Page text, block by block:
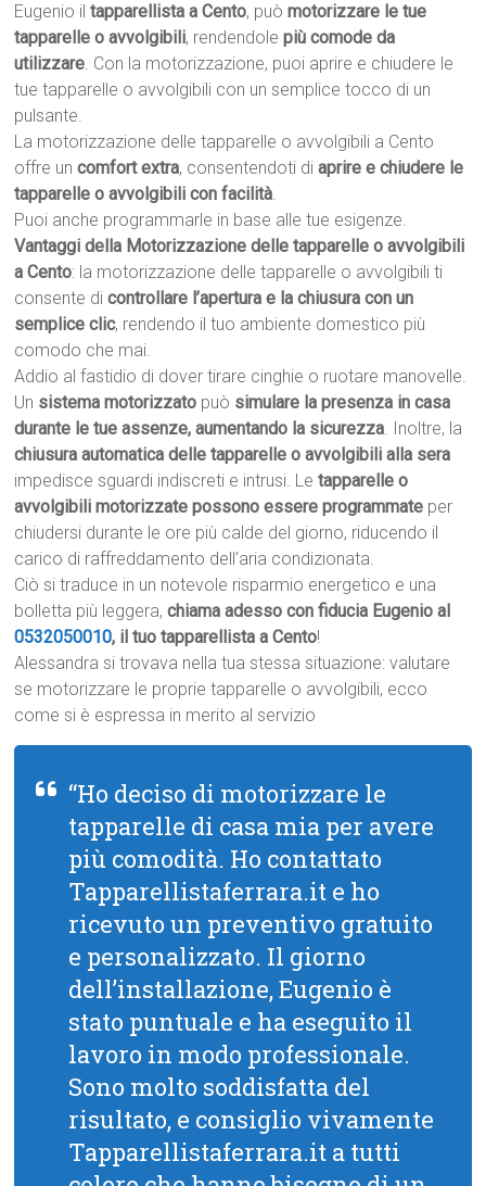
Eugenio iltapparellista a Cento, puòmotorizzare le tue
tapparelle o avvolgibili, rendendolepiù comode da
utilizzare. Con la motorizzazione, puoi aprire e chiudere le
tue tapparelle o avvolgibili con un semplice tocco di un
pulsante.
La motorizzazione delle tapparelle o avvolgibili a Cento
offre uncomfort extra, consentendoti diaprire e chiudere le
tapparelle o avvolgibili con facilità.
Puoi anche programmarle in base alle tue esigenze.
Vantaggi della Motorizzazione delle tapparelle o avvolgibili
a Cento: la motorizzazione delle tapparelle o avvolgibili ti
consente dicontrollare l’apertura e la chiusura con un
semplice clic, rendendo il tuo ambiente domestico più
comodo che mai.
Addio al fastidio di dover tirare cinghie o ruotare manovelle.
Un sistema motorizzato può simulare la presenza in casa
durante le tue assenze, aumentando la sicurezza. Inoltre, la
chiusura automatica delle tapparelle o avvolgibili alla sera
impedisce sguardi indiscreti e intrusi. Letapparelle o
avvolgibili motorizzate possono essere programmate per
chiudersi durante le ore più calde del giorno, riducendo il
carico di raffreddamento dell’aria condizionata.
Ciò si traduce in un notevole risparmio energetico e una
bolletta più leggera,chiama adesso con fiducia Eugenio al
0532050010, il tuo tapparellista a Cento!
Alessandra si trovava nella tua stessa situazione: valutare
se motorizzare le proprie tapparelle o avvolgibili, ecco
come si è espressa in merito al servizio
“Ho deciso di motorizzare le
tapparelle di casa mia per avere
più comodità. Ho contattato
Tapparellistaferrara.it e ho
ricevuto un preventivo gratuito
e personalizzato. Il giorno
dell’installazione, Eugenio è
stato puntuale e ha eseguito il
lavoro in modo professionale.
Sono molto soddisfatta del
risultato, e consiglio vivamente
Tapparellistaferrara.it a tutti